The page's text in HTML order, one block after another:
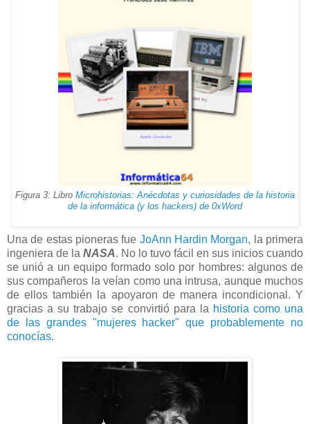
Figura 3: Libro Microhistorias: Anécdotas y curiosidades de la historia
de la informática (y los hackers) de 0xWord
Una de estas pioneras fue JoAnn Hardin Morgan, la primera
ingeniera de la NASA. No lo tuvo fácil en sus inicios cuando
se unió a un equipo formado solo por hombres: algunos de
sus compañeros la veían como una intrusa, aunque muchos
de ellos también la apoyaron de manera incondicional. Y
gracias a su trabajo se convirtió para la historia como una
de las grandes "mujeres hacker" que probablemente no
conocías.